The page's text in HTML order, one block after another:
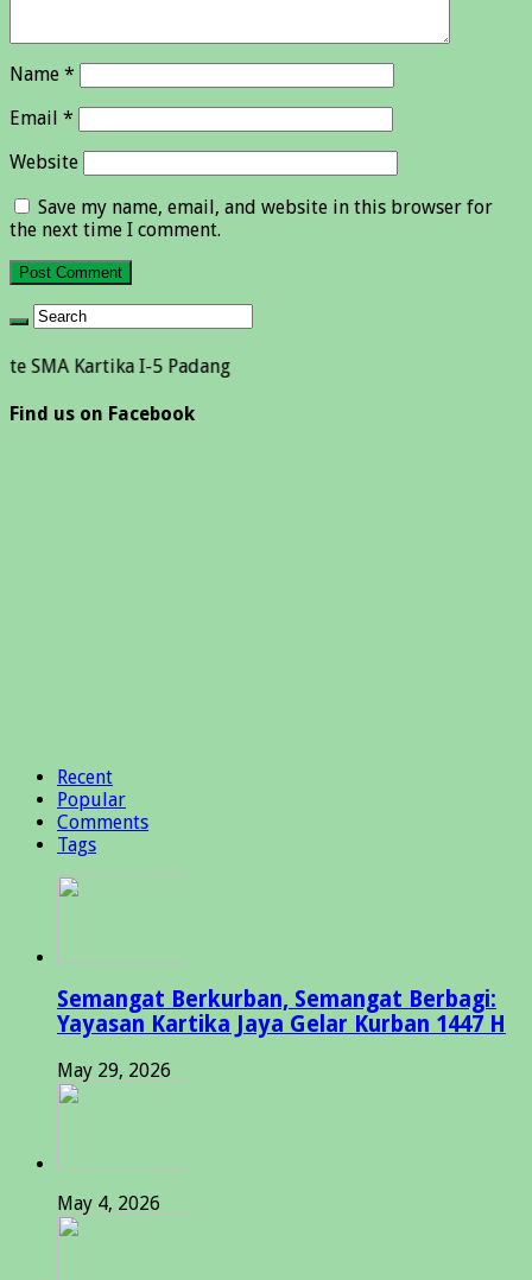
Name *
Email *
Website
Save my name, email, and website in this browser for
the next time I comment.
I-5 Padang
Find us on Facebook
Recent
Popular
Comments
Tags
Semangat Berkurban, Semangat Berbagi:
Yayasan Kartika Jaya Gelar Kurban 1447 H
May 29, 2026
May 4, 2026